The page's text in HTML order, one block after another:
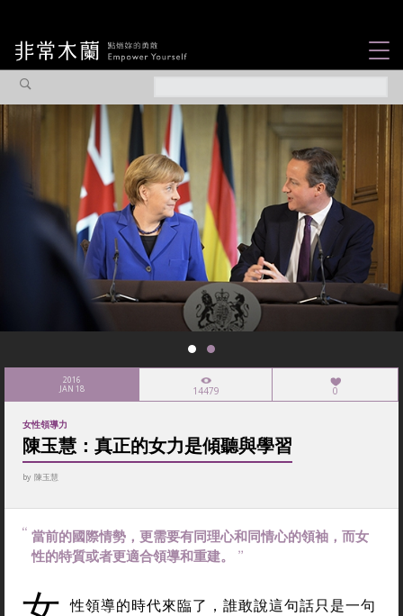
觀點專欄
焦點企劃
社會企業
認識我們
2016
JAN 18 14479 0
女性領導力
陳玉慧：真正的女力是傾聽與學習
by 陳玉慧
當前的國際情勢，更需要有同理心和同情心的領袖，而女
性的特質或者更適合領導和重建。
性領導的時代來臨了，誰敢說這句話只是一句